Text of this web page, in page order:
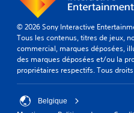
© 2026 Sony Interactive
Tous les contenus, titres de jeux,
commercial, marques déposées,
des marques déposées et/ou la
propriétaires respectifs. Tous
Belgique